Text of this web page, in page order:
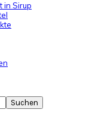
in Sirup